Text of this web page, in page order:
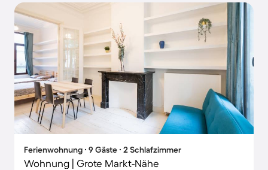
Ferienwohnung ∙ 9 Gäste ∙ 2 Schlafzimmer
Wohnung | Grote Markt-Nähe